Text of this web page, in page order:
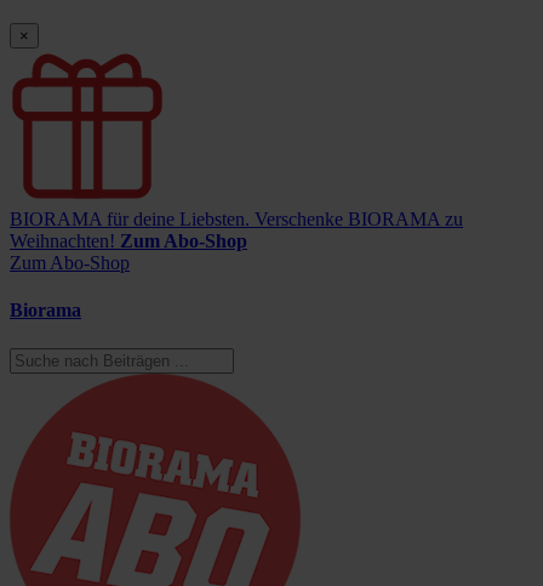
×
BIORAMA für deine Liebsten. Verschenke BIORAMA zu
Weihnachten! Zum Abo-Shop
Zum Abo-Shop
Biorama